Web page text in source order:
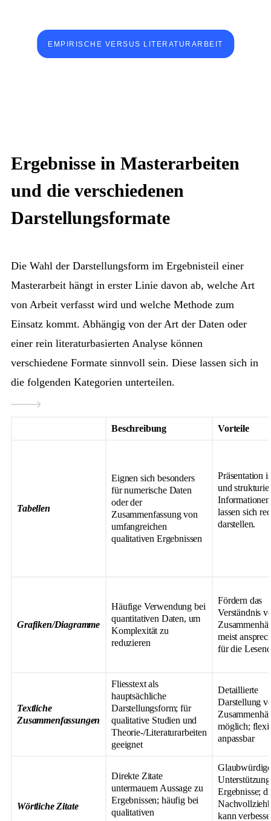
EMPIRISCHE VERSUS LITERATURARBEIT
Ergebnisse in Masterarbeiten
und die verschiedenen
Darstellungsformate
Die Wahl der Darstellungsform im Ergebnisteil einer
Masterarbeit hängt in erster Linie davon ab, welche Art
von Arbeit verfasst wird und welche Methode zum
Einsatz kommt. Abhängig von der Art der Daten oder
einer rein literaturbasierten Analyse können
verschiedene Formate sinnvoll sein. Diese lassen sich in
die folgenden Kategorien unterteilen.
Beschreibung Vorteile
Tabellen
Eignen sich besonders
für numerische Daten
oder der
Zusammenfassung von
umfangreichen
qualitativen Ergebnissen
Präsentation
und
Informationen
lassen sich
darstellen.
Grafiken/Diagramme
Häufige Verwendung bei
quantitativen Daten, um
Komplexität zu
reduzieren
Fördern das
Verständnis
meist
für die
Textliche
Zusammenfassungen
Fliesstext als
hauptsächliche
Darstellungsform; für
qualitative Studien und
Theorie-/Literaturarbeiten
geeignet
Detaillierte
Darstellung
möglich;
anpassbar
Wörtliche Zitate
Direkte Zitate
untermauern Aussage zu
Ergebnissen; häufig bei
qualitativen
Ergebnisse;
kann